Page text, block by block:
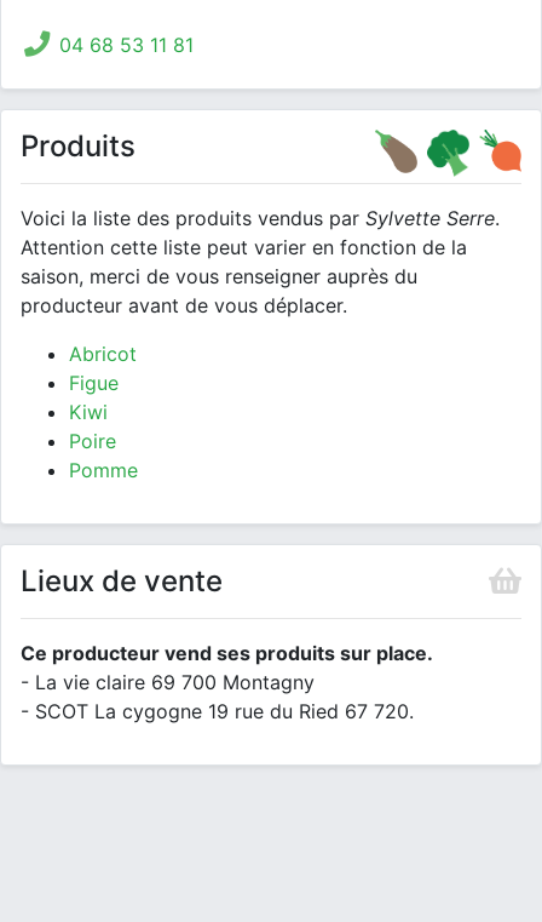
04 68 53 11 81
Produits
Voici la liste des produits vendus par Sylvette Serre.
Attention cette liste peut varier en fonction de la
saison, merci de vous renseigner auprès du
producteur avant de vous déplacer.
Abricot
Figue
Kiwi
Poire
Pomme
Lieux de vente
Ce producteur vend ses produits sur place.
- La vie claire 69 700 Montagny
- SCOT La cygogne 19 rue du Ried 67 720.